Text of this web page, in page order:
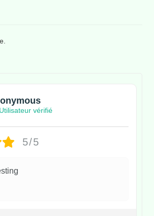
Utilisateur vérifié
5/5